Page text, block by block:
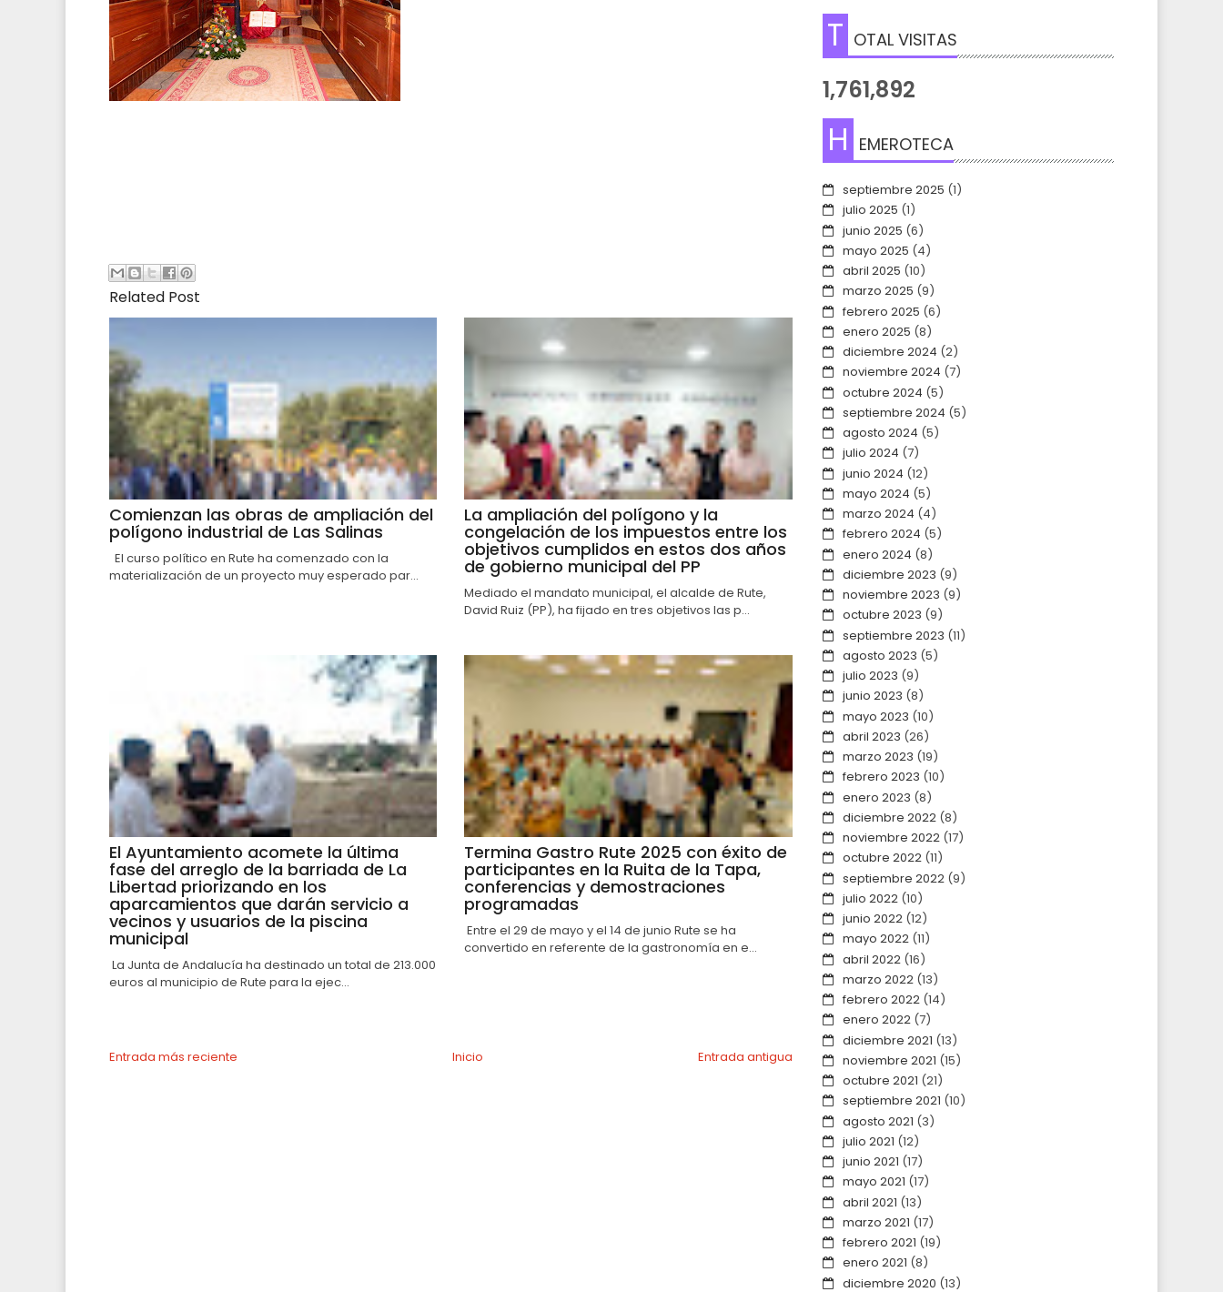
Related Post
Comienzan las obras de ampliación del
polígono industrial de Las Salinas
El curso político en Rute ha comenzado con la
materialización de un proyecto muy esperado par...
La ampliación del polígono y la
congelación de los impuestos entre los
objetivos cumplidos en estos dos años
de gobierno municipal del PP
Mediado el mandato municipal, el alcalde de Rute,
David Ruiz (PP), ha fijado en tres objetivos las p...
El Ayuntamiento acomete la última
fase del arreglo de la barriada de La
Libertad priorizando en los
aparcamientos que darán servicio a
vecinos y usuarios de la piscina
municipal
La Junta de Andalucía ha destinado un total de 213.000
euros al municipio de Rute para la ejec...
Termina Gastro Rute 2025 con éxito de
participantes en la Ruita de la Tapa,
conferencias y demostraciones
programadas
Entre el 29 de mayo y el 14 de junio Rute se ha
convertido en referente de la gastronomía en e...
Entrada más reciente Entrada antigua
Inicio
T OTAL VISITAS
1,761,892
H EMEROTECA
septiembre 2025 (1)
julio 2025 (1)
junio 2025 (6)
mayo 2025 (4)
abril 2025 (10)
marzo 2025 (9)
febrero 2025 (6)
enero 2025 (8)
diciembre 2024 (2)
noviembre 2024 (7)
octubre 2024 (5)
septiembre 2024 (5)
agosto 2024 (5)
julio 2024 (7)
junio 2024 (12)
mayo 2024 (5)
marzo 2024 (4)
febrero 2024 (5)
enero 2024 (8)
diciembre 2023 (9)
noviembre 2023 (9)
octubre 2023 (9)
septiembre 2023 (11)
agosto 2023 (5)
julio 2023 (9)
junio 2023 (8)
mayo 2023 (10)
abril 2023 (26)
marzo 2023 (19)
febrero 2023 (10)
enero 2023 (8)
diciembre 2022(8)
noviembre 2022(17)
octubre 2022(11)
septiembre 2022(9)
julio 2022(10)
junio 2022(12)
mayo 2022(11)
abril 2022(16)
marzo 2022(13)
febrero 2022(14)
enero 2022(7)
diciembre 2021 (13)
noviembre 2021 (15)
octubre 2021 (21)
septiembre 2021 (10)
agosto 2021 (3)
julio 2021 (12)
junio 2021 (17)
mayo 2021 (17)
abril 2021 (13)
marzo 2021 (17)
febrero 2021 (19)
enero 2021 (8)
diciembre 2020 (13)